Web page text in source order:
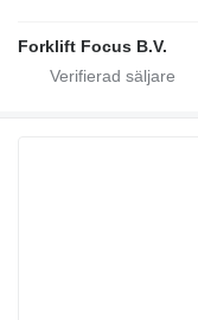
Forklift Focus B.V.